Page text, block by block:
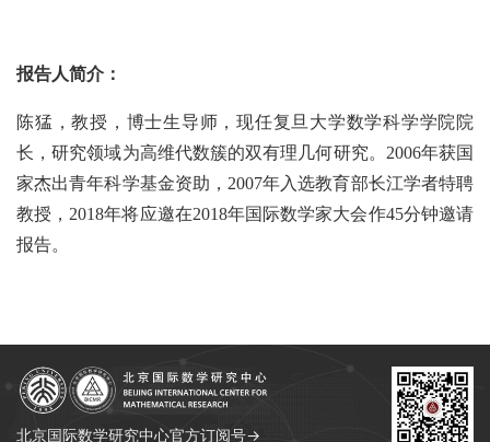
报告人简介：
陈猛，教授，博士生导师，现任复旦大学数学科学学院院
长，研究领域为高维代数簇的双有理几何研究。 2006年获国
家杰出青年科学基金资助， 2007年入选教育部长江学者特聘
教授，2018年将应邀在2018年国际数学家大会作45分钟邀请
报告。
北京国际数学研究中心官方订阅号→